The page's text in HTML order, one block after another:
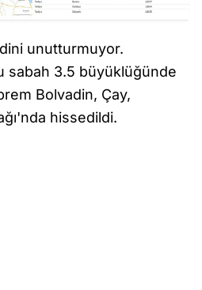
unutturmuyor.
sabah 3.5 büyüklüğünde
Bolvadin, Çay,
hissedildi.